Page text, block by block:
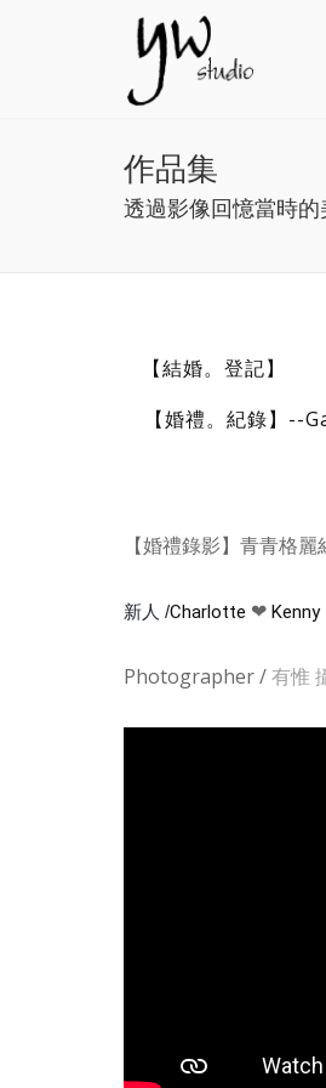
作品集
透過影像回憶當時的
【結婚。登記】
【婚禮。紀錄】--
【婚禮錄影】青青格
新人 /Charlotte ❤ Kenny
Photographer /有惟